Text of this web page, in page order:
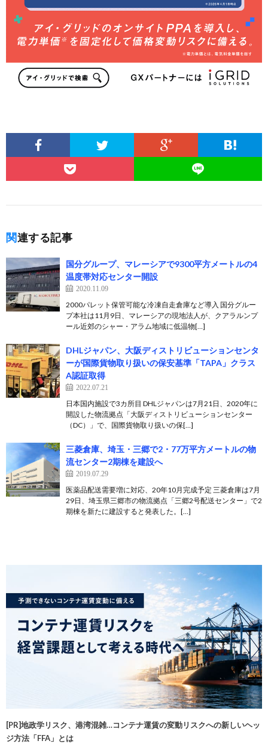
関連する記事
国分グループ、マレーシアで9300平方メートルの4
温度帯対応センター開設
2020.11.09
2000パレット保管可能な冷凍自走倉庫など導入 国分グルー
プ本社は11月9日、マレーシアの現地法人が、クアラルンプ
ール近郊のシャー・アラム地域に低温物[…]
DHLジャパン、大阪ディストリビューションセンタ
ーが国際貨物取り扱いの保安基準「TAPA」クラス
A認証取得
2022.07.21
日本国内施設で3カ所目 DHLジャパンは7月21日、2020年に
開設した物流拠点「大阪ディストリビューションセンター
（DC）」で、国際貨物取り扱いの保[…]
三菱倉庫、埼玉・三郷で2・77万平方メートルの物
流センター2期棟を建設へ
2019.07.29
医薬品配送需要増に対応、20年10月完成予定 三菱倉庫は7月
29日、埼玉県三郷市の物流拠点「三郷2号配送センター」で2
期棟を新たに建設すると発表した。[…]
[PR]地政学リスク、港湾混雑…コンテナ運賃の変動リスクへの新しいヘッ
ジ方法「FFA」とは